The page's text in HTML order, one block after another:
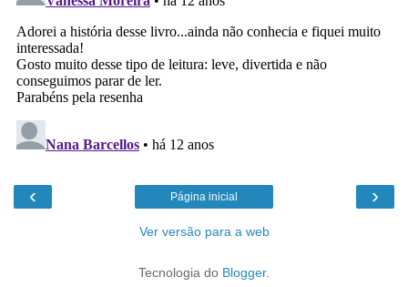
‹ ›
Página inicial
Ver versão para a web
Tecnologia do Blogger.